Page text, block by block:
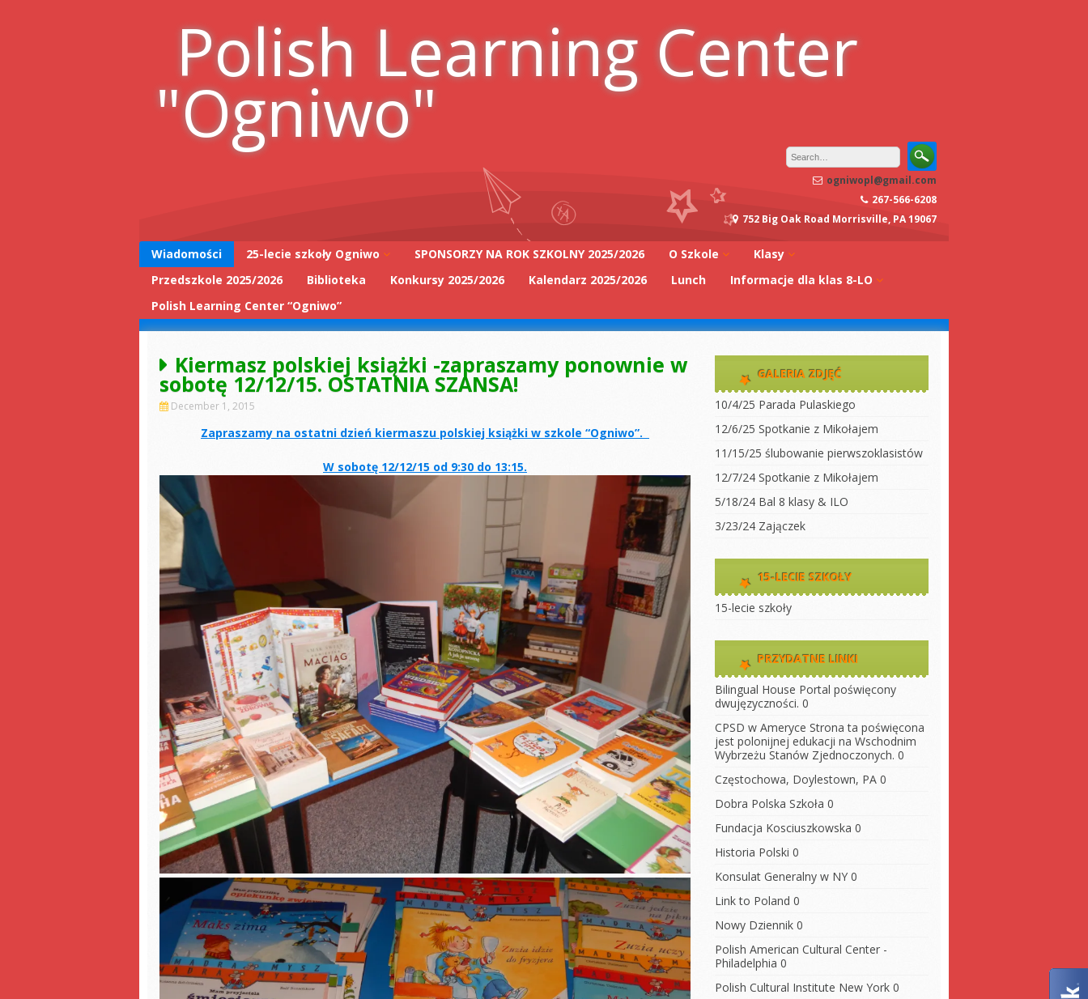
Polish Learning Center
"Ogniwo"
ogniwopl@gmail.com
267-566-6208
752 Big Oak Road Morrisville, PA 19067
Wiadomości
25-lecie szkoły Ogniwo
25-lecie wpis do
SPONSORZY NA ROK SZKOLNY 2025/2026
O Szkole
Adres szkoły
2025/2026
2025/2026
Statut szkoły
“Ogniwo”
Dokumenty do
Regulaminy
15-lecie szkoły
Klasy
Klasa 0A
Klasa 1A
Klasa 1B
Klasa 2
Klasa 3A
Klasa 3 B
Klasa 5
Klasa 6
Klasa 8
LO 1
Przedszkole 2025/2026 Biblioteka Konkursy 2025/2026 Kalendarz 2025/2026 Lunch
Informacje dla klas 8-LO
Stypendia
Egzaminy z
dwujęzyczności
Polish Learning Center “Ogniwo”
Kiermasz polskiej książki -zapraszamy ponownie w
sobotę 12/12/15. OSTATNIA SZANSA!
December 1, 2015
Zapraszamy na ostatni dzień kiermaszu polskiej książki w szkole “Ogniwo”.
W sobotę 12/12/15 od 9:30 do 13:15.
GALERIA ZDJĘĆ
10/4/25 Parada Pulaskiego
12/6/25 Spotkanie z Mikołajem
11/15/25 ślubowanie pierwszoklasistów
12/7/24 Spotkanie z Mikołajem
5/18/24 Bal 8 klasy & ILO
3/23/24 Zajączek
15-LECIE SZKOŁY
15-lecie szkoły
PRZYDATNE LINKI
Bilingual House Portal poświęcony
dwujęzyczności. 0
CPSD w Ameryce Strona ta poświęcona
jest polonijnej edukacji na Wschodnim
Wybrzeżu Stanów Zjednoczonych. 0
Częstochowa, Doylestown, PA 0
Dobra Polska Szkoła 0
Fundacja Kosciuszkowska 0
Historia Polski 0
Konsulat Generalny w NY 0
Link to Poland 0
Nowy Dziennik 0
Polish American Cultural Center -
Philadelphia 0
Polish Cultural Institute New York 0